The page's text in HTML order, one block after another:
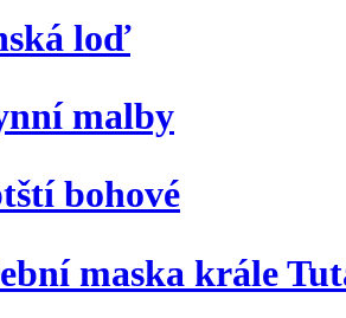
loď
malby
bohové
maska krále